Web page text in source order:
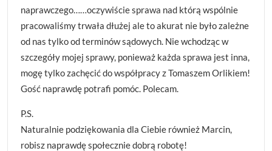
naprawczego……oczywiście sprawa nad którą wspólnie
pracowaliśmy trwała dłużej ale to akurat nie było zależne
od nas tylko od terminów sądowych. Nie wchodząc w
szczegóły mojej sprawy, ponieważ każda sprawa jest inna,
mogę tylko zachęcić do współpracy z Tomaszem Orlikiem!
Gość naprawdę potrafi pomóc. Polecam.
P.S.
Naturalnie podziękowania dla Ciebie również Marcin,
robisz naprawdę społecznie dobrą robotę!